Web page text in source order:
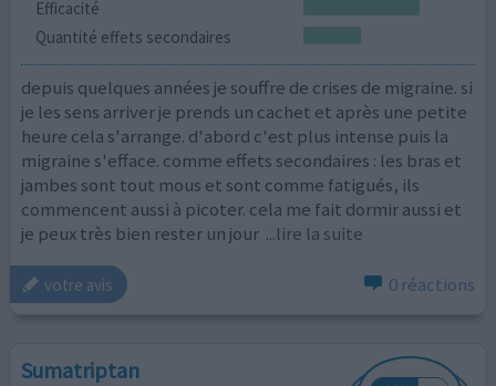
Efficacité
Quantité effets secondaires
depuis quelques années je souffre de crises de migraine. si
je les sens arriver je prends un cachet et après une petite
heure cela s'arrange. d'abord c'est plus intense puis la
migraine s'efface. comme effets secondaires : les bras et
jambes sont tout mous et sont comme fatigués, ils
commencent aussi à picoter. cela me fait dormir aussi et
je peux très bien rester un jour ...lire la suite
votre avis 0 réactions
Sumatriptan